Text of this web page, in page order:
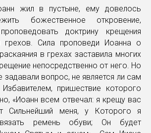
жил в пустыне, ему довелось
божественное откровение,
доктрину крещения
грехов. Сила проповеди Иоанна о
в грехах заставила многих
непосредственно от него. Но
задавали вопрос, не является ли сам
пришествие которого
«Иоанн всем отвечал: я крещу вас
Сильнейший меня, у Которого я
ремень обуви; Он будет